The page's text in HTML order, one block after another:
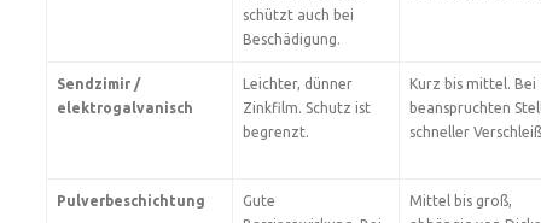
schützt auch bei
Beschädigung.
Sendzimir /
elektrogalvanisch
Leichter, dünner
Zinkfilm. Schutz ist
begrenzt.
Kurz bis mittel. Bei
beanspruchten
schneller
Pulverbeschichtung
Gute
Mittel bis groß,